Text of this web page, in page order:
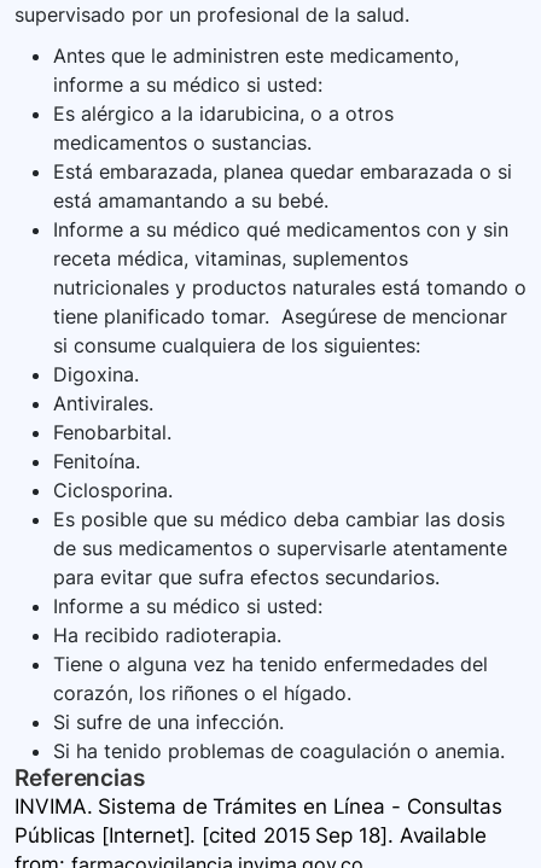
supervisado por un profesional de la salud.
Antes que le administren este medicamento,
informe a su médico si usted:
Es alérgico a la idarubicina, o a otros
medicamentos o sustancias.
Está embarazada, planea quedar embarazada o si
está amamantando a su bebé.
Informe a su médico qué medicamentos con y sin
receta médica, vitaminas, suplementos
nutricionales y productos naturales está tomando o
tiene planificado tomar. Asegúrese de mencionar
si consume cualquiera de los siguientes:
Digoxina.
Antivirales.
Fenobarbital.
Fenitoína.
Ciclosporina.
Es posible que su médico deba cambiar las dosis
de sus medicamentos o supervisarle atentamente
para evitar que sufra efectos secundarios.
Informe a su médico si usted:
Ha recibido radioterapia.
Tiene o alguna vez ha tenido enfermedades del
corazón, los riñones o el hígado.
Si sufre de una infección.
Si ha tenido problemas de coagulación o anemia.
Referencias
INVIMA. Sistema de Trámites en Línea - Consultas
Públicas [Internet]. [cited 2015 Sep 18]. Available